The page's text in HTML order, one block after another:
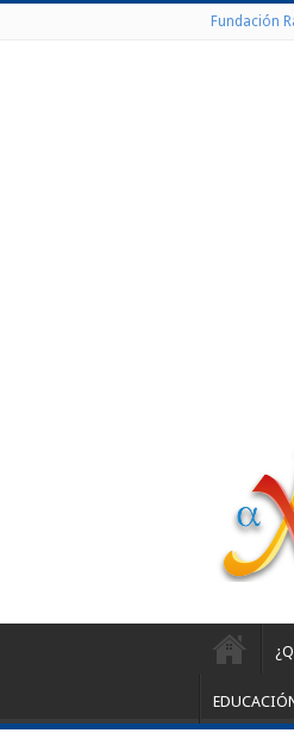
Fundación